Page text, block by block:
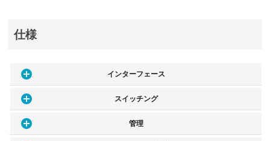
仕様
インターフェース
スイッチング
管理